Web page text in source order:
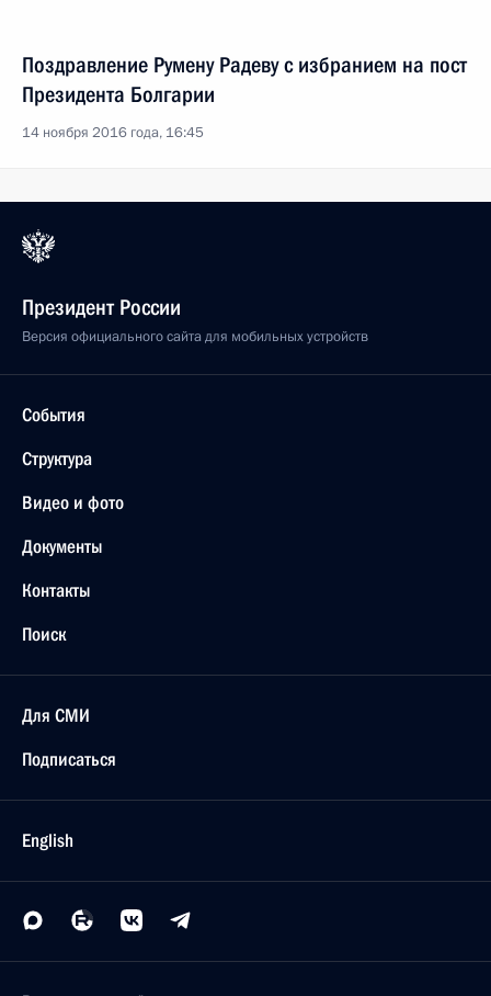
Поздравление Румену Радеву с избранием на пост
Президента Болгарии
14 ноября 2016 года, 16:45
Президент России
Версия официального сайта для мобильных устройств
События
Структура
Видео и фото
Документы
Контакты
Поиск
Для СМИ
Подписаться
English